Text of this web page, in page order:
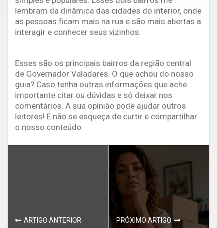
lembram da dinâmica das cidades do interior, onde
as pessoas ficam mais na rua e são mais abertas a
interagir e conhecer seus vizinhos.
Esses são os principais bairros da região central
de Governador Valadares. O que achou do nosso
guia? Caso tenha outras informações que ache
importante citar ou dúvidas e só deixar nos
comentários. A sua opinião pode ajudar outros
leitores! E não se esqueça de curtir e compartilhar
o nosso conteúdo.
ARTIGO ANTERIOR PRÓXIMO ARTIGO